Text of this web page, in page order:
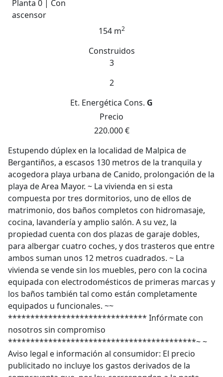
Planta 0 | Con
ascensor
154 m2
Construidos
3
2
Et. Energética Cons. G
Precio
220.000 €
Estupendo dúplex en la localidad de Malpica de
Bergantiños, a escasos 130 metros de la tranquila y
acogedora playa urbana de Canido, prolongación de la
playa de Area Mayor. ~ La vivienda en si esta
compuesta por tres dormitorios, uno de ellos de
matrimonio, dos baños completos con hidromasaje,
cocina, lavandería y amplio salón. A su vez, la
propiedad cuenta con dos plazas de garaje dobles,
para albergar cuatro coches, y dos trasteros que entre
ambos suman unos 12 metros cuadrados. ~ La
vivienda se vende sin los muebles, pero con la cocina
equipada con electrodomésticos de primeras marcas y
los baños también tal como están completamente
equipados u funcionales. ~~
******************************* Infórmate con
nosotros sin compromiso
******************************************~ ~
Aviso legal e información al consumidor: El precio
publicitado no incluye los gastos derivados de la